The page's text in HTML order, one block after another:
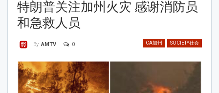
特朗普关注加州火灾 感谢消防员
和急救人员
CA加州 SOCIETY社会
By AMTV 0